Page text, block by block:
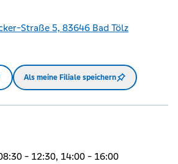
Straße 5, 83646 Bad Tölz
Als meine Filiale speichern
- 12:30, 14:00 - 16:00